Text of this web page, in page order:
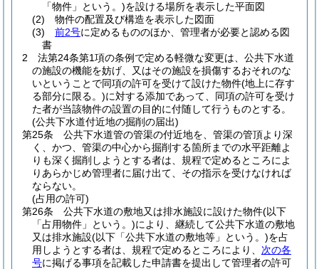
「物件」という。)を設ける場所を表示した平面図
(2)
物件の配置及び構造を表示した図面
(3)
前2号に定めるもののほか、管理者が必要と認める図
書
2
法第24条第1項の条例で定める軽微な変更は、公共下水道
の施設の機能を妨げ、又はその施設を損傷するおそれのな
いということで同項の許可を受けて設けた物件(地上に存す
る部分に限る。)に対する添加であって、同項の許可を受け
た者が当該物件の設置の目的に付随して行うものとする。
(公共下水道付近地の掘削の届出)
第25条
公共下水道管の管渠の付近地を、管渠の管頂より深
く、かつ、管渠の中心から掘削する箇所までの水平距離よ
りも深く掘削しようとする者は、規程で定めるところによ
りあらかじめ管理者に届け出て、その指示を受けなければ
ならない。
(占用の許可)
第26条
公共下水道の敷地又は排水施設に設けた物件(以下
「占用物件」という。)により、継続して公共下水道の敷地
又は排水施設(以下「公共下水道の敷地等」という。)を占
用しようとする者は、規程で定めるところにより、 次の各
号に掲げる事項を記載した申請書を提出して管理者の許可